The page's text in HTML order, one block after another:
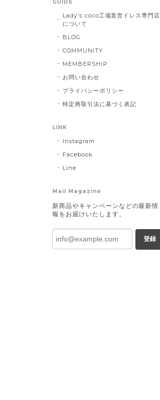
GUIDE
Lady's coco工場直営ドレス専門店
について
BLOG
COMMUNITY
MEMBERSHIP
お問い合わせ
プライバシーポリシー
特定商取引法に基づく表記
LINK
Instagram
Facebook
Line
Mail Magazine
新商品やキャンペーンなどの最新情
報をお届けいたします。
登録